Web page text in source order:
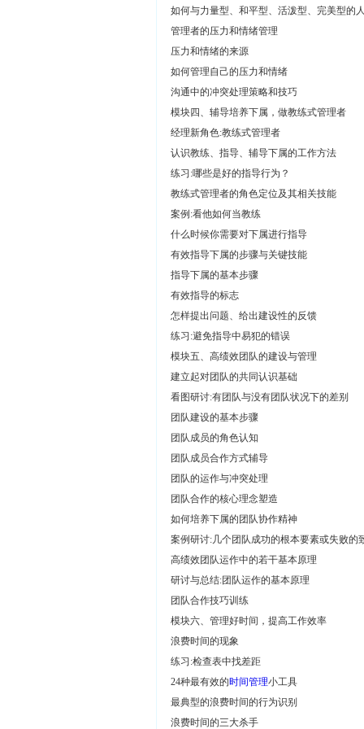
如何与力量型、和平型、活泼型、完美型的
管理者的压力和情绪管理
压力和情绪的来源
如何管理自己的压力和情绪
沟通中的冲突处理策略和技巧
模块四、辅导培养下属，做教练式管理者
经理新角色:教练式管理者
认识教练、指导、辅导下属的工作方法
练习:哪些是好的指导行为？
教练式管理者的角色定位及其相关技能
案例:看他如何当教练
什么时候你需要对下属进行指导
有效指导下属的步骤与关键技能
指导下属的基本步骤
有效指导的标志
怎样提出问题、给出建设性的反馈
练习:避免指导中易犯的错误
模块五、高绩效团队的建设与管理
建立起对团队的共同认识基础
看图研讨:有团队与没有团队状况下的差别
团队建设的基本步骤
团队成员的角色认知
团队成员合作方式辅导
团队的运作与冲突处理
团队合作的核心理念塑造
如何培养下属的团队协作精神
案例研讨:几个团队成功的根本要素或失败的
高绩效团队运作中的若干基本原理
研讨与总结:团队运作的基本原理
团队合作技巧训练
模块六、管理好时间，提高工作效率
浪费时间的现象
练习:检查表中找差距
24种最有效的时间管理小工具
最典型的浪费时间的行为识别
浪费时间的三大杀手